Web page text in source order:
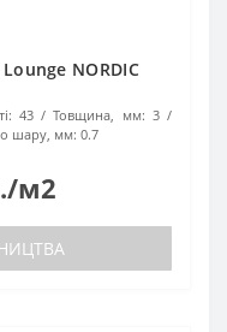
NORDIC
43 Товщина, мм: 3
шару, мм: 0.7
м2